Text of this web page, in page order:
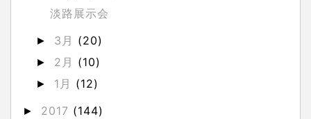
淡路展示会
► 3月 (20)
► 2月 (10)
► 1月 (12)
► 2017 (144)